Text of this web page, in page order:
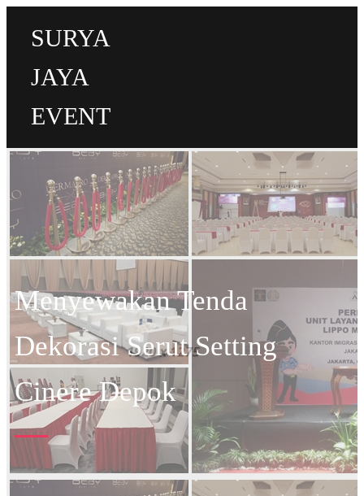
SURYA
JAYA
EVENT
Menyewakan Tenda
Dekorasi Serut Setting
Cinere Depok